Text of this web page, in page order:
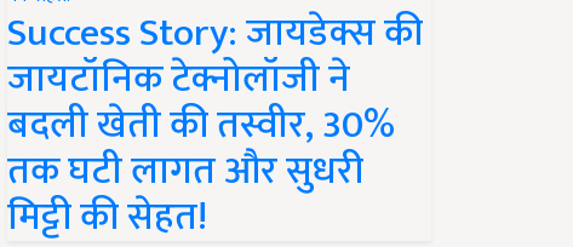
Success Story: जायडेक्स की
जायटॉनिक टेक्नोलॉजी ने
बदली खेती की तस्वीर, 30%
तक घटी लागत और सुधरी
मिट्टी की सेहत!